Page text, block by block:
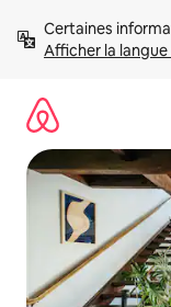
directement
Afficher la